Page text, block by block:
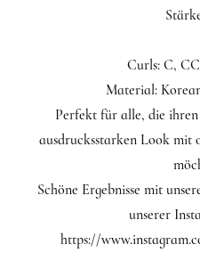
Curls: C,
Material:
Perfekt für alle, die
ausdrucksstarken Look
Schöne Ergebnisse mit
unserer
https://